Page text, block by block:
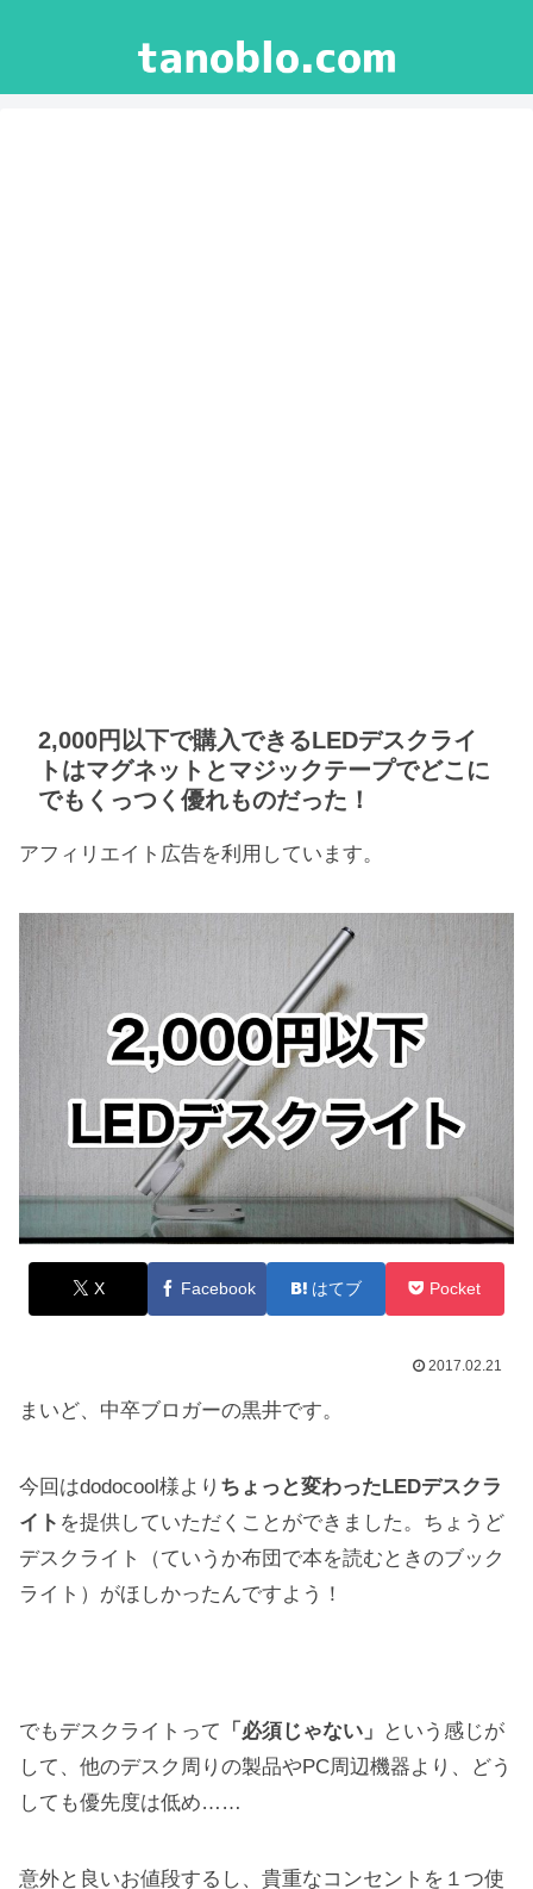
2,000円以下で購入できるLEDデスクライ
トはマグネットとマジックテープでどこに
でもくっつく優れものだった！
アフィリエイト広告を利用しています。
X Facebook はてブ Pocket
2017.02.21
まいど、中卒ブロガーの黒井です。
今回はdodocool様より ちょっと変わったLEDデスクラ
イト を提供していただくことができました。ちょうど
デスクライト（ていうか布団で本を読むときのブック
ライト）がほしかったんですよう！
でもデスクライトって 「必須じゃない」
という感じが
して、他のデスク周りの製品やPC周辺機器より、どう
しても優先度は低め……
意外と良いお値段するし、貴重なコンセントを１つ使